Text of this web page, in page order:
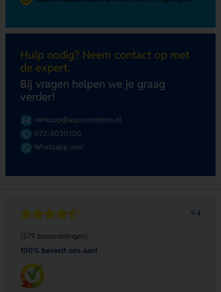
Hulp nodig? Neem contact op met
de expert.
Bij vragen helpen we je graag
verder!
verkoop@aspromotions.nl
072-3030100
Whatsapp ons!
9.4
(579 beoordelingen)
100% beveelt ons aan!